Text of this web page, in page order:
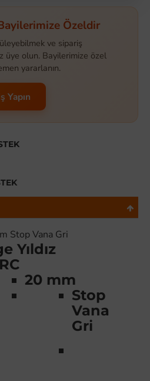
Özeldir
ve sipariş
üye olun. Bayilerimize özel
yararlanın.
Yapın
Stop Vana Gri
Yıldız
20 mm
Stop
Vana
Gri